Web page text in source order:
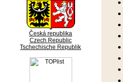
Česká republika
Czech Republic
Tschechische Republik
•
•
•
•
•
•
•